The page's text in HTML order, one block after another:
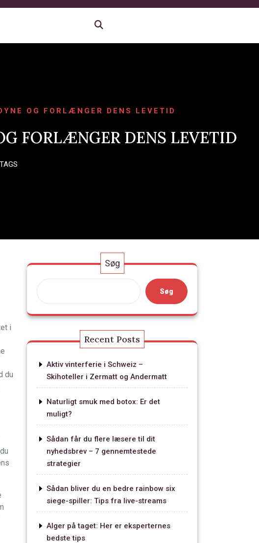
OG FORLÆNGER DENS LEVETID
FORLÆNGER DENS LEVETID
i
du
Søg
Søg
Recent Posts
Aktiv vinterferie i Schweiz –
Skihoteller i Zermatt og Andermatt
Naturligt smuk med botox: Er det
muligt?
Sådan får du flere læsere til dit
nyhedsbrev – 7 gennemtestede
strategier
Sådan bliver du en bedre rainbow six
siege-spiller: Tips fra live-streams
Alger på taget: Her er eksperternes
bedste tips